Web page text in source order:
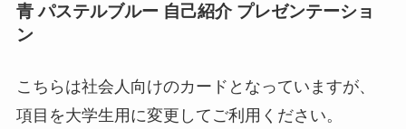
青 パステルブルー 自己紹介 プレゼンテーショ
ン
こちらは社会人向けのカードとなっていますが、
項目を大学生用に変更してご利用ください。